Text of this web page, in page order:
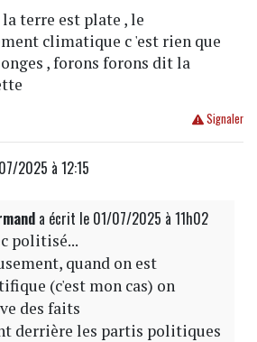
terre est plate , le
climatique c 'est rien que
, forons forons dit la
Signaler
2025 à 12:15
a écrit le 01/07/2025 à 11h02
politisé...
quand on est
(c'est mon cas) on
des faits
derrière les partis politiques